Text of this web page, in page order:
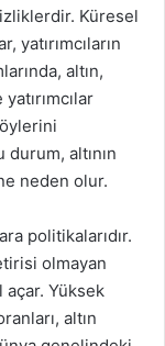
Küresel
yatırımcıların
altın,
altının
neden olur.
politikalarıdır.
olmayan
açar. Yüksek
altın